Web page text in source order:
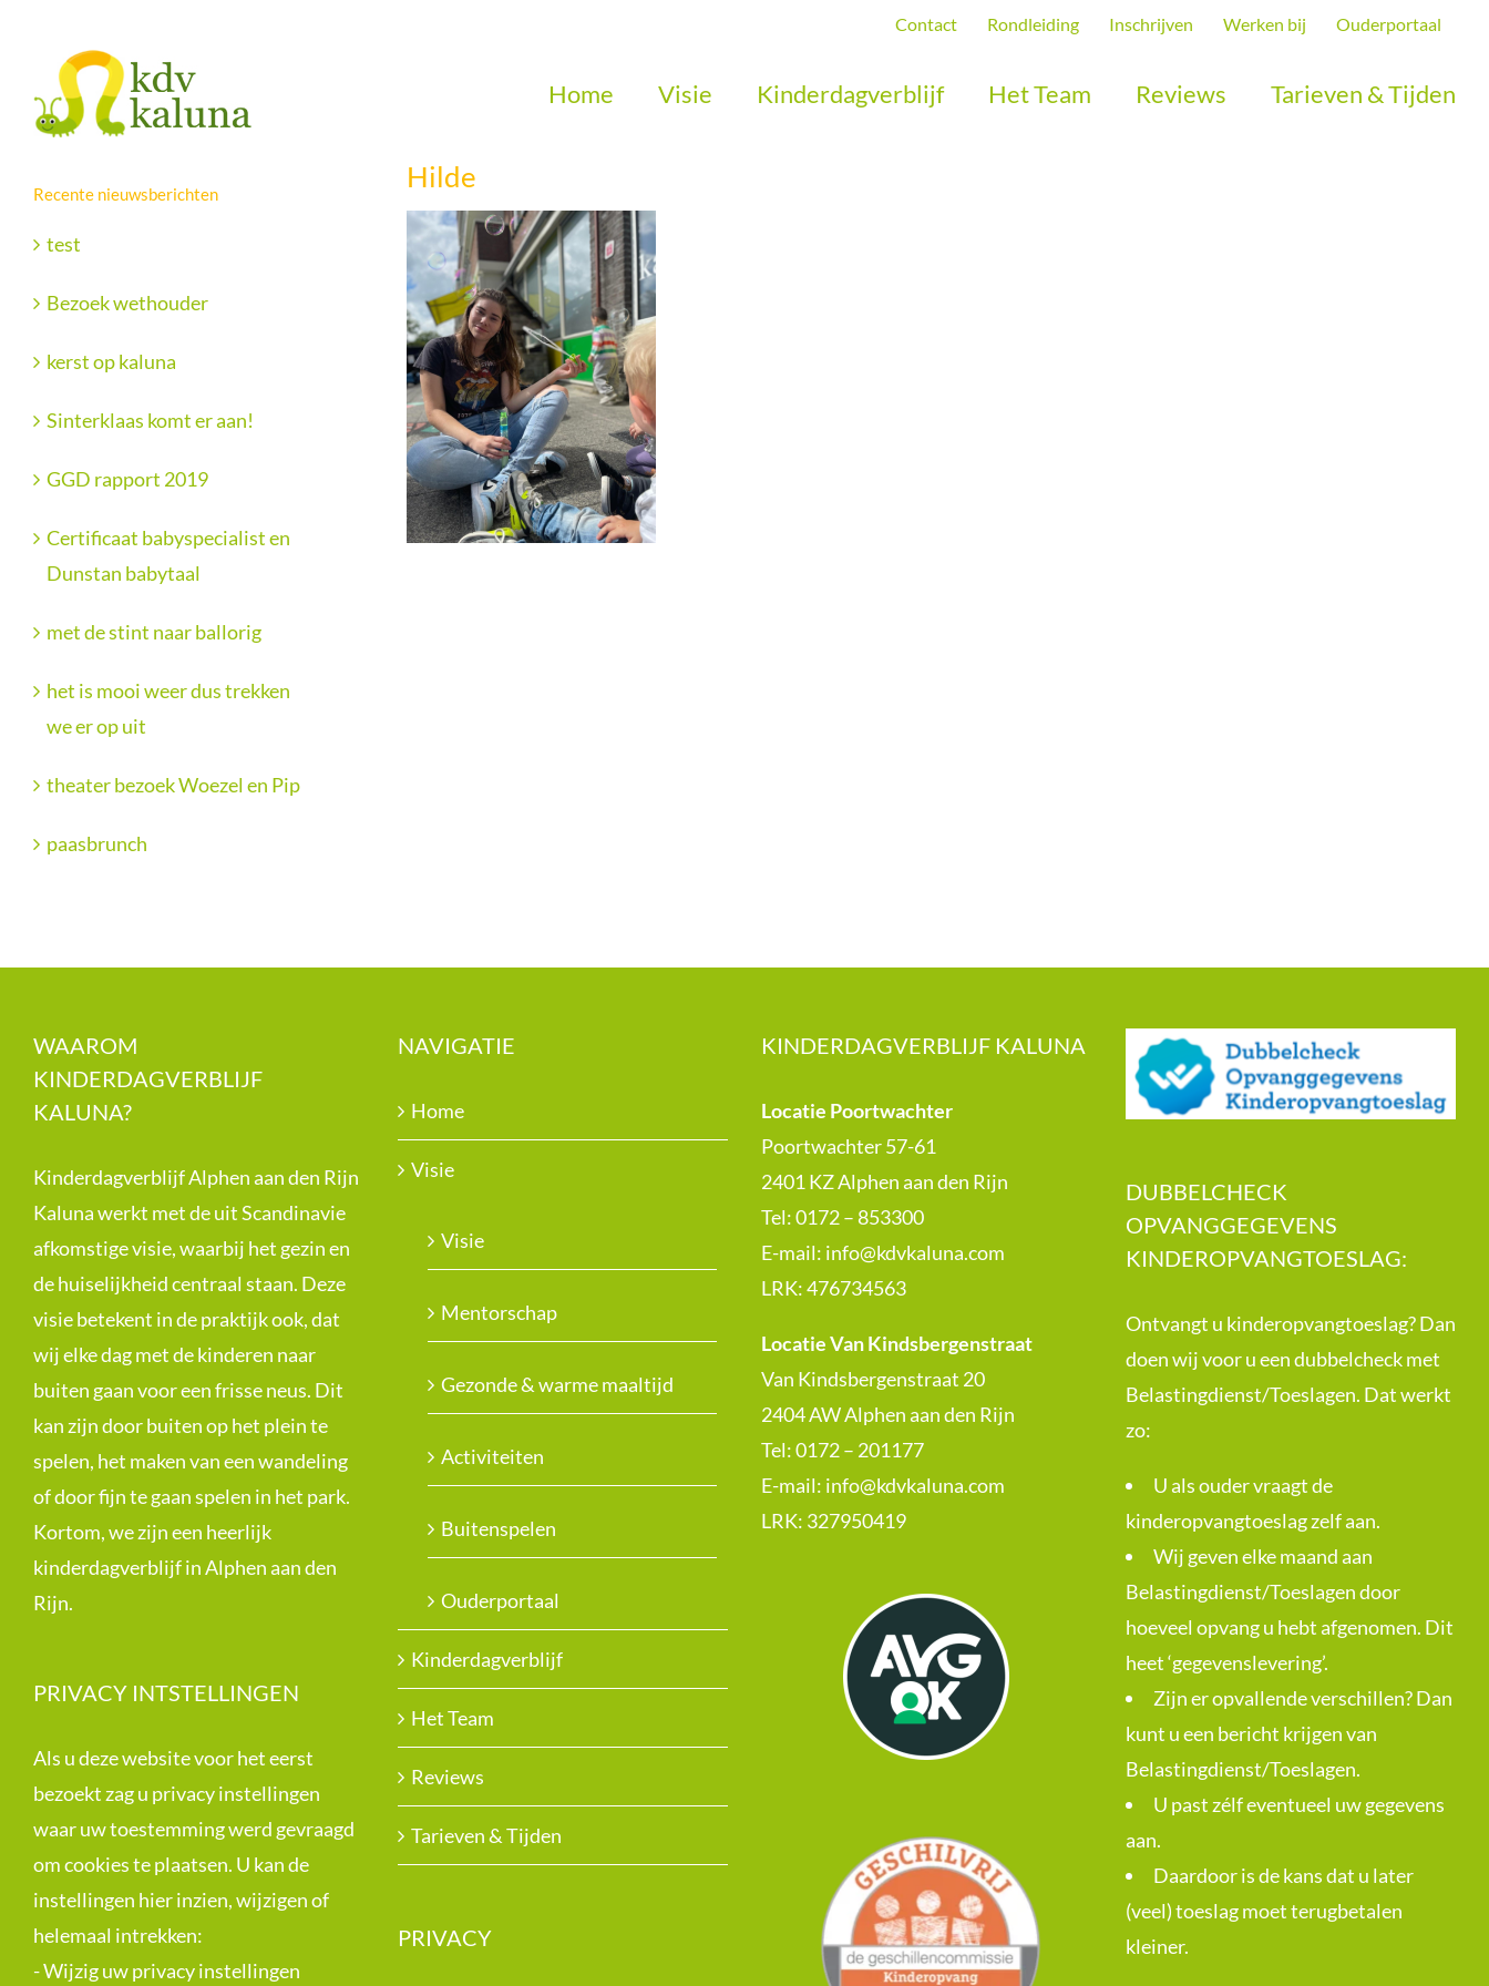
inhoud
Contact Rondleiding Inschrijven Werken bij Ouderportaal
Home Visie Kinderdagverblijf Het Team Reviews Tarieven & Tijden
Hilde
Recente nieuwsberichten
test
Bezoek wethouder
kerst op kaluna
Sinterklaas komt er aan!
GGD rapport 2019
Certificaat babyspecialist en
Dunstan babytaal
met de stint naar ballorig
het is mooi weer dus trekken
we er op uit
theater bezoek Woezel en Pip
paasbrunch
WAAROM
KINDERDAGVERBLIJF
KALUNA?
Kinderdagverblijf Alphen aan den Rijn
Kaluna werkt met de uit Scandinavie
afkomstige visie, waarbij het gezin en
de huiselijkheid centraal staan. Deze
visie betekent in de praktijk ook, dat
wij elke dag met de kinderen naar
buiten gaan voor een frisse neus. Dit
kan zijn door buiten op het plein te
spelen, het maken van een wandeling
of door fijn te gaan spelen in het park.
Kortom, we zijn een heerlijk
kinderdagverblijf in Alphen aan den
Rijn.
PRIVACY INTSTELLINGEN
Als u deze website voor het eerst
bezoekt zag u privacy instellingen
waar uw toestemming werd gevraagd
om cookies te plaatsen. U kan de
instellingen hier inzien, wijzigen of
helemaal intrekken:
-Wijzig uw privacy instellingen
NAVIGATIE
Home
Visie
Visie
Mentorschap
Gezonde & warme maaltijd
Activiteiten
Buitenspelen
Ouderportaal
Kinderdagverblijf
Het Team
Reviews
Tarieven & Tijden
PRIVACY
KINDERDAGVERBLIJF KALUNA
Locatie Poortwachter
Poortwachter 57-61
2401 KZ Alphen aan den Rijn
Tel: 0172 – 853300
E-mail: info@kdvkaluna.com
LRK:476734563
Locatie Van Kindsbergenstraat
Van Kindsbergenstraat 20
2404 AW Alphen aan den Rijn
Tel: 0172 – 201177
E-mail: info@kdvkaluna.com
LRK: 327950419
DUBBELCHECK
OPVANGGEGEVENS
KINDEROPVANGTOESLAG:
Ontvangt u kinderopvangtoeslag? Dan
doen wij voor u een dubbelcheck met
Belastingdienst/Toeslagen. Dat werkt
zo:
U als ouder vraagt de
kinderopvangtoeslag zelf aan.
Wij geven elke maand aan
Belastingdienst/Toeslagen door
hoeveel opvang u hebt afgenomen. Dit
heet ‘gegevenslevering’.
Zijn er opvallende verschillen? Dan
kunt u een bericht krijgen van
Belastingdienst/Toeslagen.
U past zélf eventueel uw gegevens
aan.
Daardoor is de kans dat u later
(veel) toeslag moet terugbetalen
kleiner.